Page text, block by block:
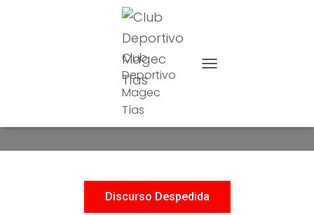
Club
Deportivo
Magec
Tías
Despedida 2002
Discurso Despedida